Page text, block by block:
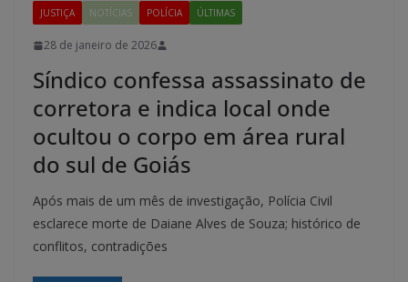
JUSTIÇA NOTÍCIAS POLÍCIA ÚLTIMAS
28 de janeiro de 2026
Síndico confessa assassinato de
corretora e indica local onde
ocultou o corpo em área rural
do sul de Goiás
Após mais de um mês de investigação, Polícia Civil
esclarece morte de Daiane Alves de Souza; histórico de
conflitos, contradições